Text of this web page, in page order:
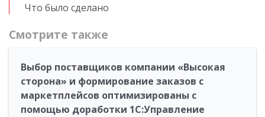
Что было сделано
Смотрите также
Выбор поставщиков компании «Высокая
сторона» и формирование заказов с
маркетплейсов оптимизированы с
помощью доработки 1С:Управление